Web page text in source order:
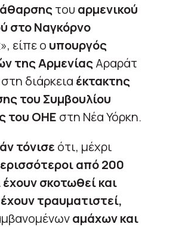
του αρμενικού
στο Ναγκόρνο
», είπε ο υπουργός
της ΑρμενίαςΑραράτ
διάρκεια έκτακτης
του Συμβουλίου
του ΟΗΕ στη Νέα Υόρκη.
τόνισεότι, μέχρι
από 200
σκοτωθεί και
τραυματιστεί,
αμάχων και